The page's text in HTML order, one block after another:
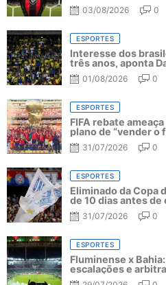
03/08/2026 0
ESPORTES
Interesse dos
três anos, aponta
01/08/2026 0
ESPORTES
FIFA rebate
plano de “vender o
31/07/2026 0
ESPORTES
Eliminado da Copa
de 10 dias antes
31/07/2026 0
ESPORTES
Fluminense x
escalações e